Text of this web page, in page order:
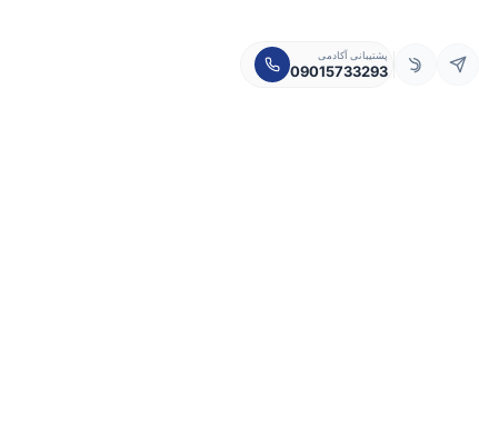
پشتیبانی آکادمی
09015733293